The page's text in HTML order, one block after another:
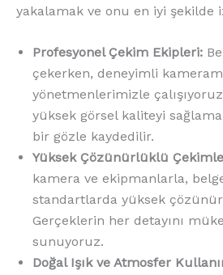
yakalamak ve onu en iyi şekilde
Profesyonel Çekim Ekipleri:
çekerken, deneyimli
yönetmenlerimizle
yüksek görsel kaliteyi
bir gözle kaydedilir.
Yüksek Çözünürlüklü
kamera ve ekipmanlarla,
standartlarda yüksek
Gerçeklerin her detayını
sunuyoruz.
Doğal Işık ve Atmosfer